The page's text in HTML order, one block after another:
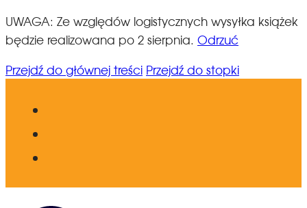
UWAGA: Ze względów logistycznych wysyłka książek
będzie realizowana po 2 sierpnia. Odrzuć
Przejdź do głównej treści Przejdź do stopki